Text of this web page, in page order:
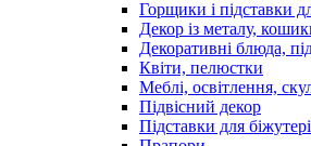
Горщики і підставки
Декор із металу,
Декоративні блюда,
Квіти, пелюстки
Меблі, освітлення,
Підвісний декор
Підставки для